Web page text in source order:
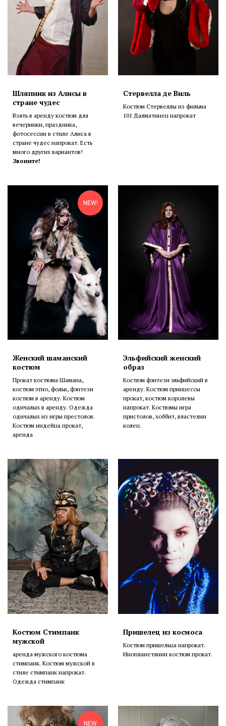
Шляпник из Алисы в
стране чудес
Взять в аренду костюм для
вечеринки, праздника,
фотосессии в стиле Алиса в
стране чудес напрокат. Есть
много других вариантов!
Звоните!
Стервелла де Виль
Костюм Стервеллы из фильма
101 Далматинец напрокат
NEW!
Женский шаманский
костюм
Прокат костюма Шамана,
костюм этно, фольк, фэнтези
костюм в аренду. Костюм
одичалых в аренду. Одежда
одичалых из игры престолов.
Костюм индейца прокат,
аренда
Эльфийский женский
образ
Костюм фэнтези эльфийский в
аренду. Костюм принцессы
прокат, костюм королевы
напрокат. Костюмы игра
пристолов, хоббит, властелин
колец.
Костюм Стимпанк
мужской
аренда мужского костюма
стимпанк. Костюм мужской в
стиле стимпанк напрокат.
Одежда стимпанк
Пришелец из космоса
Костюм пришельца напрокат.
Инопланетянин костюм прокат.
NEW